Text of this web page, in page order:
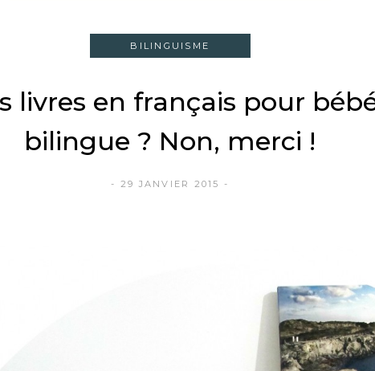
BILINGUISME
livres en français pour
bilingue ? Non, merci !
29 JANVIER 2015